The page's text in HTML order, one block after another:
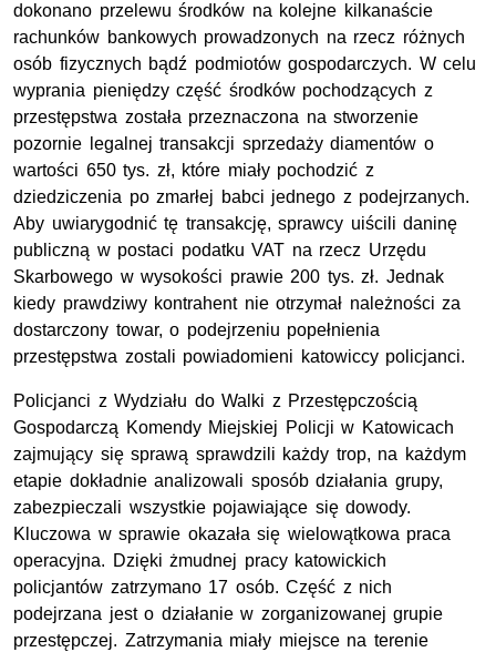
dokonano przelewu środków na kolejne kilkanaście
rachunków bankowych prowadzonych na rzecz różnych
osób fizycznych bądź podmiotów gospodarczych. W celu
wyprania pieniędzy część środków pochodzących z
przestępstwa została przeznaczona na stworzenie
pozornie legalnej transakcji sprzedaży diamentów o
wartości 650 tys. zł, które miały pochodzić z
dziedziczenia po zmarłej babci jednego z podejrzanych.
Aby uwiarygodnić tę transakcję, sprawcy uiścili daninę
publiczną w postaci podatku VAT na rzecz Urzędu
Skarbowego w wysokości prawie 200 tys. zł. Jednak
kiedy prawdziwy kontrahent nie otrzymał należności za
dostarczony towar, o podejrzeniu popełnienia
przestępstwa zostali powiadomieni katowiccy policjanci.
Policjanci z Wydziału do Walki z Przestępczością
Gospodarczą Komendy Miejskiej Policji w Katowicach
zajmujący się sprawą sprawdzili każdy trop, na każdym
etapie dokładnie analizowali sposób działania grupy,
zabezpieczali wszystkie pojawiające się dowody.
Kluczowa w sprawie okazała się wielowątkowa praca
operacyjna. Dzięki żmudnej pracy katowickich
policjantów zatrzymano 17 osób. Część z nich
podejrzana jest o działanie w zorganizowanej grupie
przestępczej. Zatrzymania miały miejsce na terenie